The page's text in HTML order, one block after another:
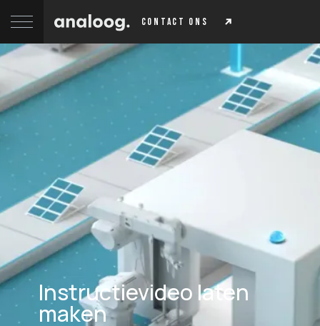
contact ons
Instructievideo laten
maken